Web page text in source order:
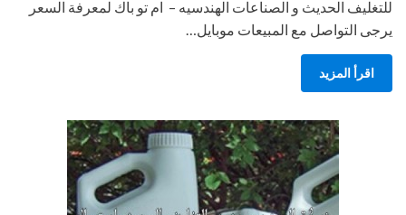
للتغليف الحديث و الصناعات الهندسيه – ام تو باك لمعرفة السعر
يرجى التواصل مع المبيعات موبايل…
اقرأ المزيد